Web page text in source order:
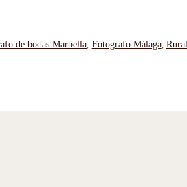
de bodas Marbella, Fotografo Málaga, Rural